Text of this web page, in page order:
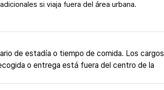
si viaja fuera del área urbana.
de estadía o tiempo de comida. Los cargos
o entrega está fuera del centro de la